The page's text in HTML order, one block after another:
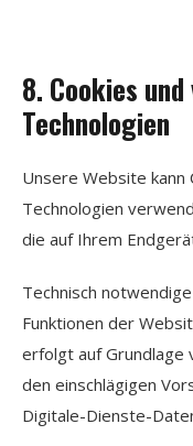
8. Cookies
Technologien
Unsere Website kann
Technologien
die auf Ihrem
Technisch
Funktionen der
erfolgt auf Grundlage
den einschlägigen
Digitale-Dienste-